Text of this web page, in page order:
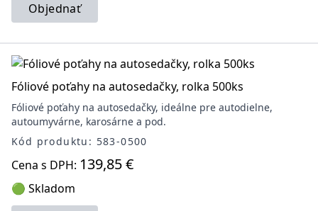
Objednať
Fóliové poťahy na autosedačky, rolka 500ks
Fóliové poťahy na autosedačky, ideálne pre autodielne,
autoumyvárne, karosárne a pod.
Kód produktu: 583-0500
Cena s DPH: 139,85 €
🟢 Skladom